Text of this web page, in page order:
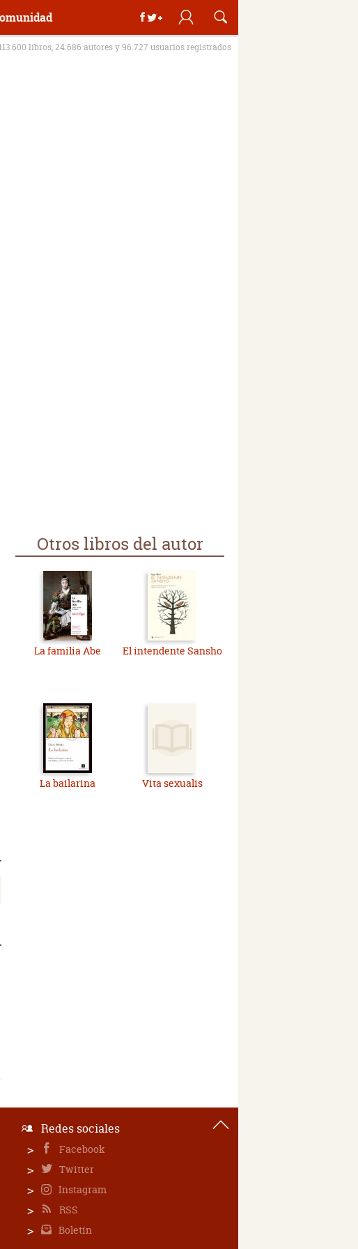
libros, 24.686 autores y 96.727 usuarios registrados
Otros libros del autor
La familia Abe El intendente Sansho
La bailarina Vita sexualis
Redes sociales
Facebook
Twitter
Instagram
RSS
Boletín